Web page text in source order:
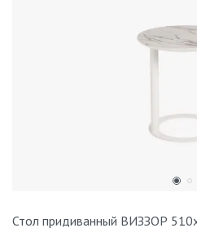
Стол придиванный ВИЗЗОР